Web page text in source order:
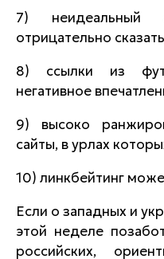
7) неидеальный
отрицательно
8) ссылки из
негативное
9) высоко
сайты, в урлах
10) линкбейтинг
Если о западных и
этой неделе
российских,